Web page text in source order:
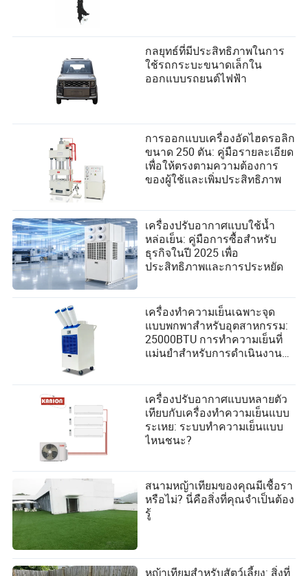
กลยุทธ์ที่มีประสิทธิภาพในการ
ใช้รถกระบะขนาดเล็กใน
ออกแบบรถยนต์ไฟฟ้า
การออกแบบเครื่องอัดไฮดรอลิก
ขนาด 250 ตัน: คู่มือรายละเอียด
เพื่อให้ตรงตามความต้องการ
ของผู้ใช้และเพิ่มประสิทธิภาพ
เครื่องปรับอากาศแบบใช้น้ำ
หล่อเย็น: คู่มือการซื้อสำหรับ
ธุรกิจในปี 2025 เพื่อ
ประสิทธิภาพและการประหยัด
เครื่องทำความเย็นเฉพาะจุด
แบบพกพาสำหรับอุตสาหกรรม:
25000BTU การทำความเย็นที่
แม่นยำสำหรับการดำเนินงานที่
เครื่องปรับอากาศแบบหลายตัว
เทียบกับเครื่องทำความเย็นแบบ
ระเหย: ระบบทำความเย็นแบบ
ไหนชนะ?
สนามหญ้าเทียมของคุณมีเชื้อรา
หรือไม่? นี่คือสิ่งที่คุณจำเป็นต้อง
รู้
หญ้าเทียมสำหรับสัตว์เลี้ยง: สิ่งที่